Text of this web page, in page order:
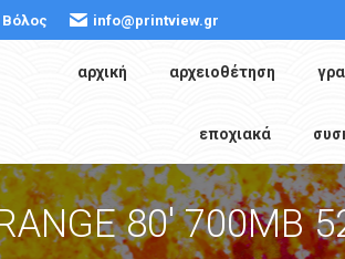
Βόλος info@printview.gr
αρχική αρχειοθέτηση
εποχιακά
80′ 700MB